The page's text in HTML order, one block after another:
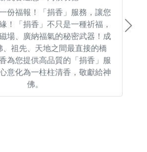
份福報！「捐香」服務，讓您
！「捐香」不只是一種祈福，
場、廣納福氣的秘密武器！成
、祖先、天地之間最直接的橋
為您提供高品質的「捐香」服
意化為一柱柱清香，敬獻給神
佛。
Next